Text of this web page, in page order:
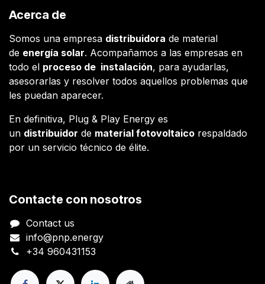
Acerca de
Somos una empresa distribuidora de material
de energía solar. Acompañamos a las empresas en
todo el proceso de instalación, para ayudarlas,
asesorarlas y resolver todos aquellos problemas que
les puedan aparecer.
En definitiva, Plug & Play Energy es
un distribuidor de material fotovoltaico respaldado
por un servicio técnico de élite.
Contacte con nosotros
Contact us
info@pnp.energy
+34 960431153